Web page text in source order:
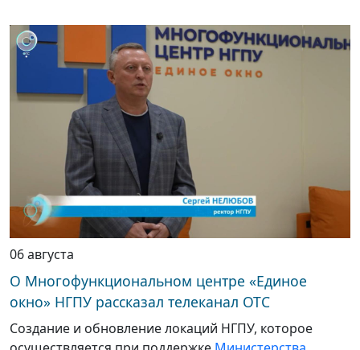
06 августа
О Многофункциональном центре «Единое
окно» НГПУ рассказал телеканал ОТС
Создание и обновление локаций НГПУ, которое